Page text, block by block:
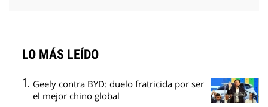
LO MÁS LEÍDO
Geely contra BYD: duelo fratricida por ser
el mejor chino global